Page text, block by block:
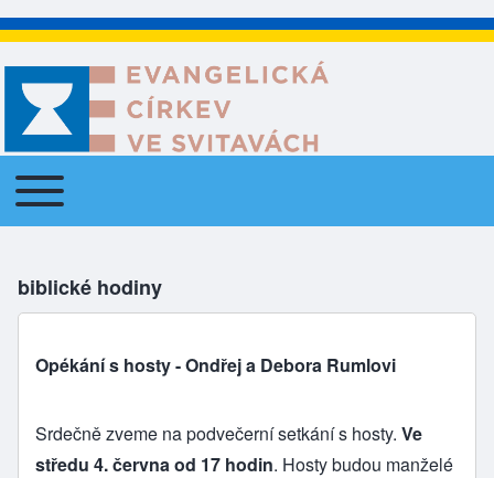
Main navigation
Toggle main menu
biblické hodiny
Opékání s hosty - Ondřej a Debora Rumlovi
Srdečně zveme na podvečerní setkání s hosty. Ve
středu 4. června od 17 hodin. Hosty budou manželé